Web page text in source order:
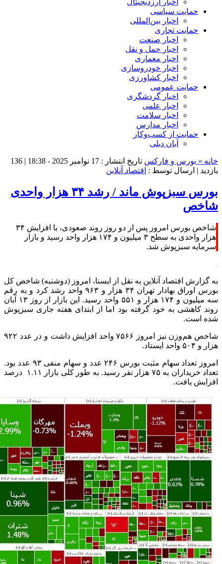
حمایت سیاسی
اخبار بین‌المللی
حمایت تجاری
اخبار صنعت
اخبار حمل و نقل
اخبار معماری
اخبار خودروسازی
اخبار کشاورزی
حمایت عمومی
اخبار گردشگری
اخبار علمی
اخبار سلامت
اخبار مدارس
حمایت از کسب‌وکار
آبان دیلی
خانه » بورس و فارکس تاریخ انتشار : 17 نوامبر 2025 - 18:38 |
136
بازدید | ارسال توسط : اقتصاد آنلاین
بورس سبزپوش ماند / رشد ۳۴ هزار واحدی
شاخص
شاخص بورس امروز پس از دو روز روند صعودی، با افزایش ۳۴
هزار واحدی به سطح ۳ میلیون و ۱۷۴ هزار واحد رسید و بازار
سرمایه سبزپوش شد.
به گزارش اقتصاد آنلاین به نقل از ایسنا، امروز (دوشنبه) شاخص کل
بورس اوراق بهادار تهران ۳۴ هزار و ۹۶۳ واحد رشد کرد و به رقم
سه میلیون و ۱۷۴ هزار و ۵۵۱ واحد رسید. این بازار از روز ۱۳ آبان
روند کاهشی به خود گرفته بود اما از ابتدای هفته جاری سبزپوش
شده است.
شاخص هم‌وزن نیز امروز ۷۵۶۶ واحد افزایش داشت و در عدد ۹۲۲
هزار و ۵۰۴ واحد ایستاد.
امروز تعداد سهام مثبت بورس ۲۴۶ عدد و سهام منفی ۹۳ عدد بود.
تعداد خریداران به ۷۵ هزار نفر رسید. به طور کلی بازار ۱.۱۱ درصد
افزایش یافت.